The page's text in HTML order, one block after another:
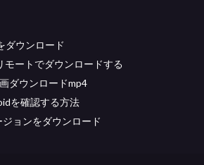
ダウンロード
モートでダウンロードする
ダウンロードmp4
を確認する方法
ョンをダウンロード